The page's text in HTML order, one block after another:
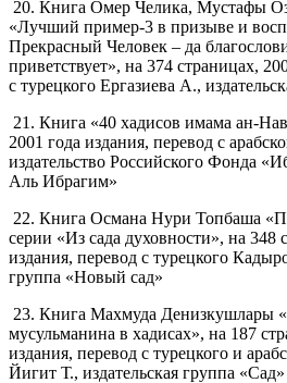
20. Книга Омер Челика, Мустафы
«Лучший пример-3 в призыве и
Прекрасный Человек – да
приветствует», на 374 страницах,
с турецкого Ергазиева А.,
21. Книга «40 хадисов имама ан-
2001 года издания, перевод с
издательство Российского Фонда
Аль Ибрагим»
22. Книга Османа Нури Топбаша
серии «Из сада духовности», на 348
издания, перевод с турецкого
группа «Новый сад»
23. Книга Махмуда Денизкушлары
мусульманина в хадисах», на 187
издания, перевод с турецкого и
Йигит Т., издательская группа «Сад»